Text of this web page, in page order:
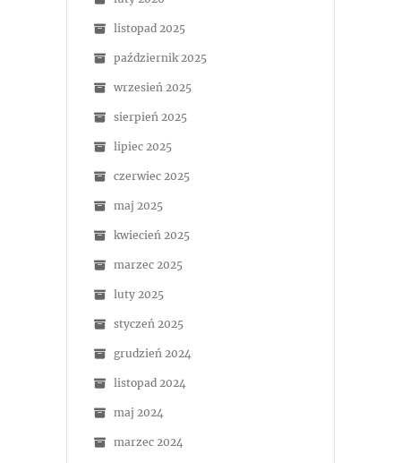
listopad 2025
październik 2025
wrzesień 2025
sierpień 2025
lipiec 2025
czerwiec 2025
maj 2025
kwiecień 2025
marzec 2025
luty 2025
styczeń 2025
grudzień 2024
listopad 2024
maj 2024
marzec 2024